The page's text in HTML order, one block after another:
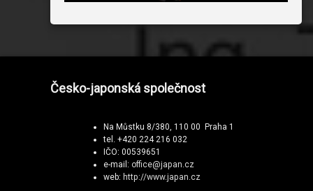
Česko-japonská společnost
Na Můstku 8/380, 110 00 Praha 1
tel. +420 224 216 032
IČO: 00539651
e-mail: office@japan.cz
web: http://www.japan.cz